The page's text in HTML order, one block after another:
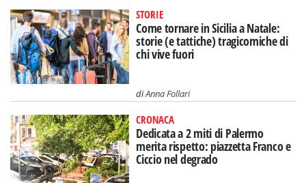
STORIE
Come tornare in Sicilia a Natale:
storie (e tattiche) tragicomiche di
chi vive fuori
diAnna Follari
CRONACA
Dedicata a 2 miti di Palermo
merita rispetto: piazzetta Franco e
Ciccio nel degrado